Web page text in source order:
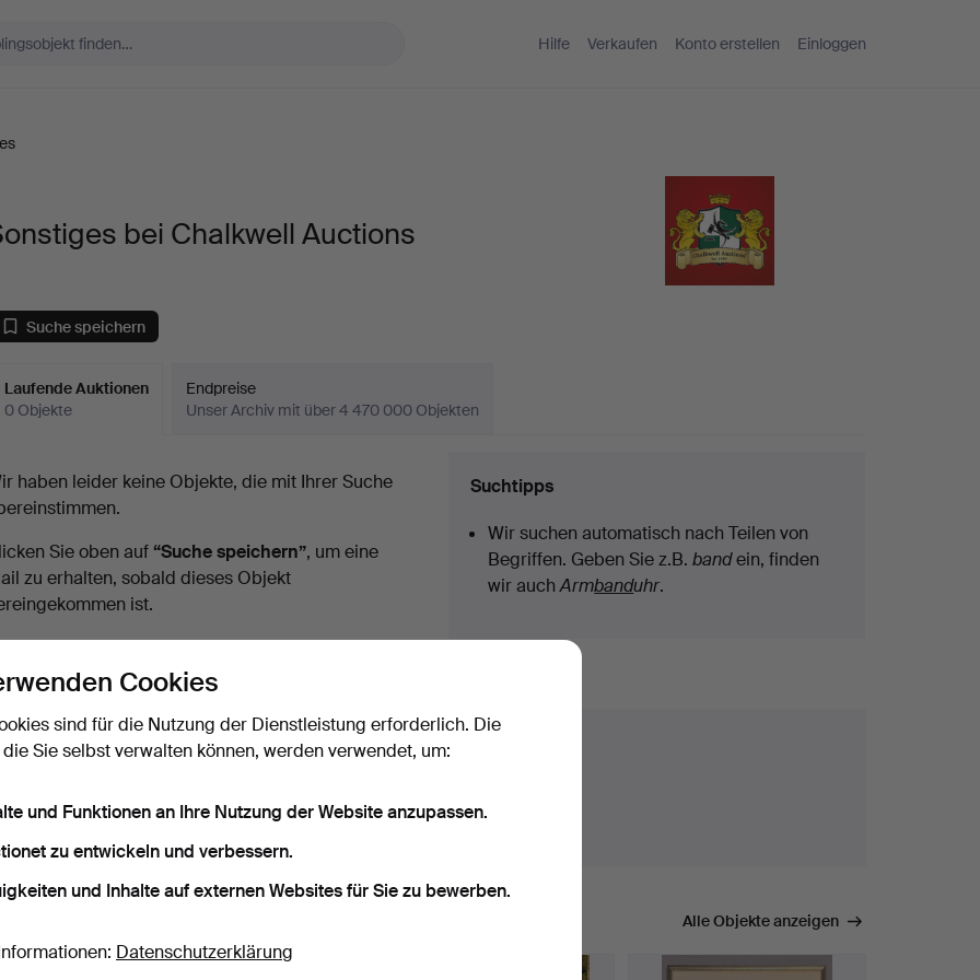
Hilfe Verkaufen Konto erstellen Einloggen
bei Chalkwell Auctions
Suche speichern
Laufende Auktionen
0 Objekte
Endpreise
Unser Archiv mit über 4 470 000 Objekten
haben leider keine Objekte, die mit Ihrer Suche
Sie oben auf “Suche speichern”, um eine
zu erhalten, sobald dieses Objekt
ist.
Suchtipps
Wir suchen automatisch nach Teilen von
Begriffen. Geben Sie z.B.bandein, finden
wir auchArmbanduhr.
Wir haben Transporte zur Festpreisen für alle Objekte.
die mit Ihrer Suche übereinstimmen. Alle Objekte anzeigen
Cookies
sind für die Nutzung der Dienstleistung erforderlich. Die
Sie selbst verwalten können, werden verwendet, um:
und Funktionen an Ihre Nutzung der Website anzupassen.
zu entwickeln und verbessern.
und Inhalte auf externen Websites für Sie zu bewerben.
Datenschutzerklärung